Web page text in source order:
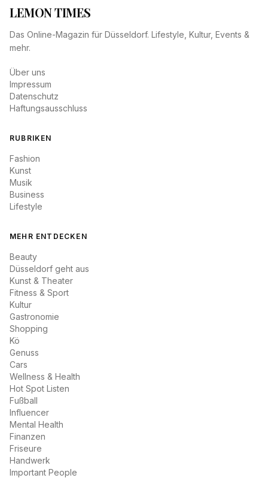
LEMON TIMES
Das Online-Magazin für Düsseldorf. Lifestyle, Kultur, Events &
mehr.
Über uns
Impressum
Datenschutz
Haftungsausschluss
RUBRIKEN
Fashion
Kunst
Musik
Business
Lifestyle
MEHR ENTDECKEN
Beauty
Düsseldorf geht aus
Kunst & Theater
Fitness & Sport
Kultur
Gastronomie
Shopping
Kö
Genuss
Cars
Wellness & Health
Hot Spot Listen
Fußball
Influencer
Mental Health
Finanzen
Friseure
Handwerk
Important People